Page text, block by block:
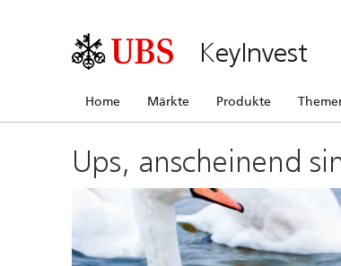
KeyInvest
Home Märkte Produkte
Ups, anscheinend